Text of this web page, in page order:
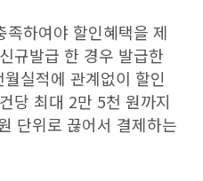
하여야 할인혜택을 제
규발급 한 경우 발급한
실적에 관계없이 할인
당 최대 2만 5천 원까지
단위로 끊어서 결제하는